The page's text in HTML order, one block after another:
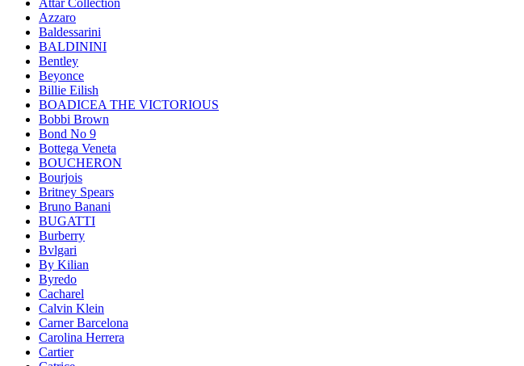
Azzaro
Baldessarini
BALDININI
Bentley
Beyonce
Billie Eilish
BOADICEA THE VICTORIOUS
Bobbi Brown
Bond No 9
Bottega Veneta
BOUCHERON
Bourjois
Britney Spears
Bruno Banani
BUGATTI
Burberry
Bvlgari
By Kilian
Byredo
Cacharel
Calvin Klein
Carner Barcelona
Carolina Herrera
Cartier